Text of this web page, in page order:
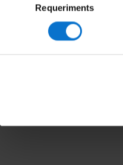
consentiment
Requeriments
y parecido.
El Rostro
Ramón Trías
19 Febrero,